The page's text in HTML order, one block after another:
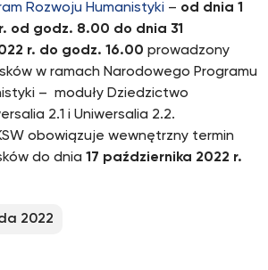
Rozwoju Humanistyki – od dnia 1
od godz. 8.00 do dnia 31
r. do godz. 16.00 prowadzony
w ramach Narodowego Programu
– moduły Dziedzictwo
2.1 i Uniwersalia 2.2.
obowiązuje wewnętrzny termin
do dnia 17 października 2022 r.
2022